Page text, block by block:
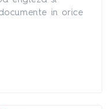
in orice